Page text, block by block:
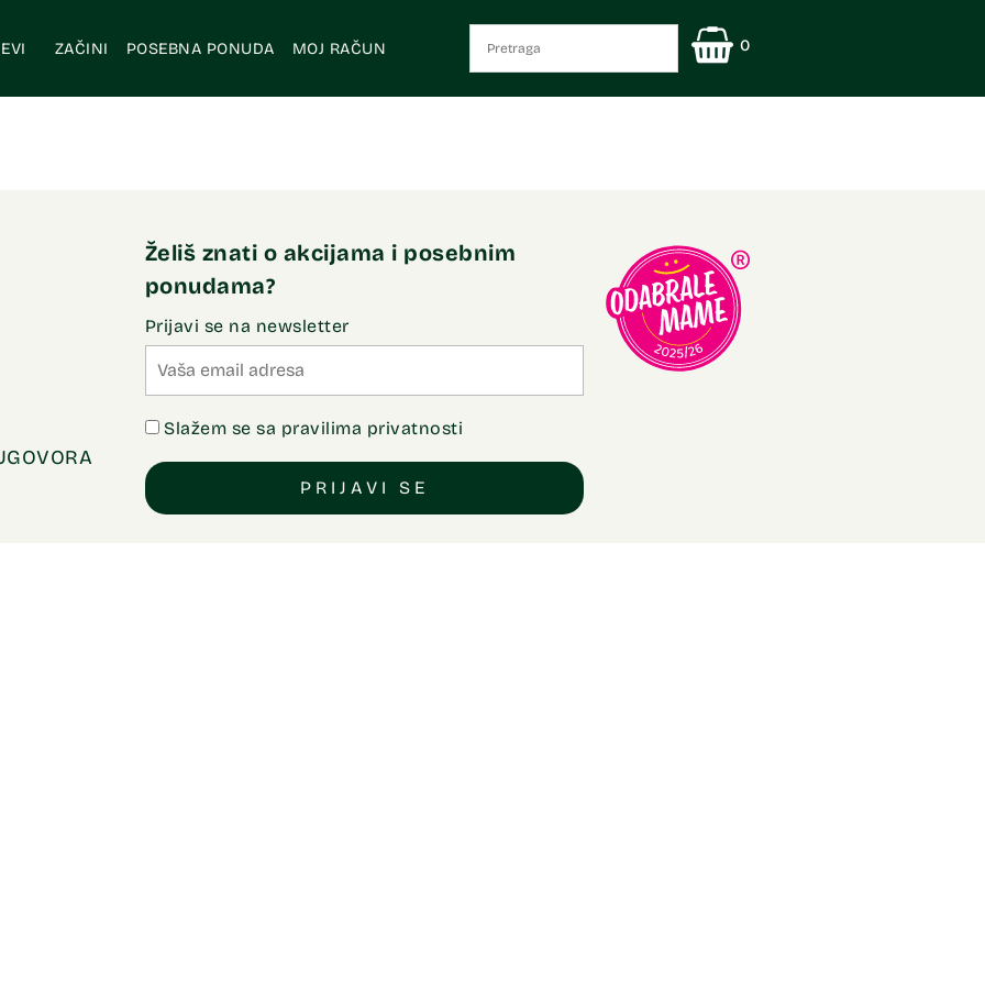
ZAČINI POSEBNA PONUDA MOJ RAČUN 0
Želiš znati o akcijama i posebnim
ponudama?
Prijavi se na newsletter
Slažem se sa pravilima privatnosti